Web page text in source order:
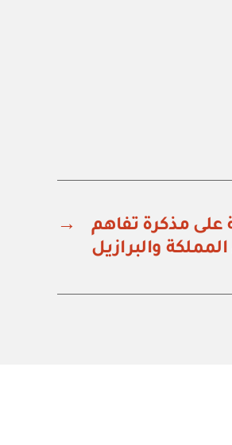
→
/ ٤٨) الموافقة على مذكرة تفاهم
والبرازيل